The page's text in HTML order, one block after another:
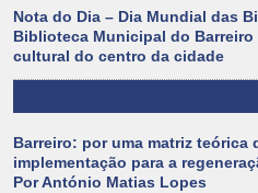
Nota do Dia – Dia Mundial das
Biblioteca Municipal do
cultural do centro da cidade
Barreiro: por uma matriz teórica
implementação para a
Por António Matias Lopes